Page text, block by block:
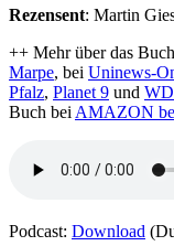
Rezensent: Martin
++ Mehr über das
Marpe, bei Uninews-
Pfalz, Planet 9 und
Buch bei AMAZON
Podcast: Download